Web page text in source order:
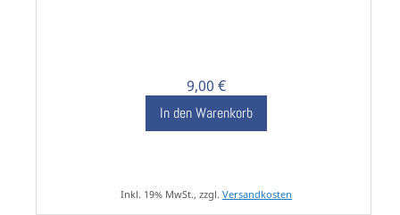
9,00 €
In den Warenkorb
Inkl. 19% MwSt., zzgl. Versandkosten